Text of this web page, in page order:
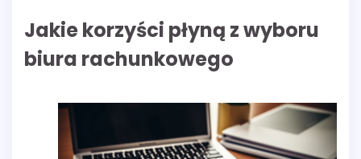
Jakie korzyści płyną z wyboru
biura rachunkowego